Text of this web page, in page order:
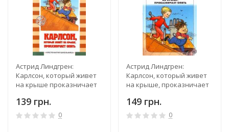
Астрид Линдгрен:
Карлсон, который живет
на крыше проказничает
139 грн.
0
Астрид Линдгрен:
Карлсон, который живет
на крыше, проказничает
149 грн.
0